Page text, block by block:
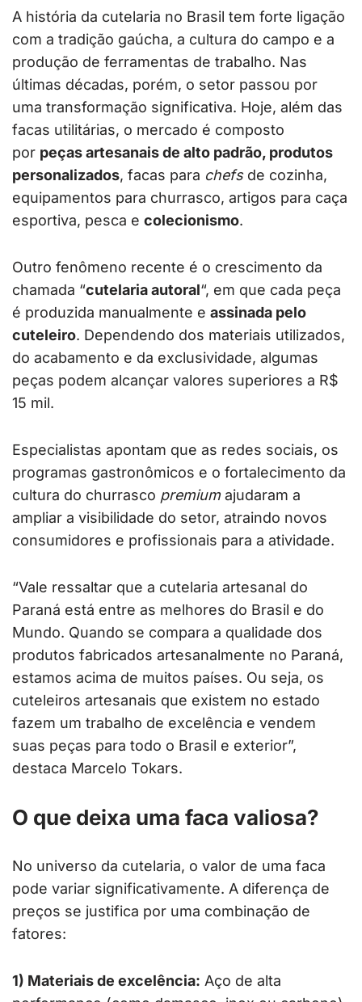
A história da cutelaria no Brasil tem forte ligação
com a tradição gaúcha, a cultura do campo e a
produção de ferramentas de trabalho. Nas
últimas décadas, porém, o setor passou por
uma transformação significativa. Hoje, além das
facas utilitárias, o mercado é composto
por peças artesanais de alto padrão, produtos
personalizados, facas para chefsde cozinha,
equipamentos para churrasco, artigos para caça
esportiva, pesca e colecionismo.
Outro fenômeno recente é o crescimento da
chamada “cutelaria autoral“, em que cada peça
é produzida manualmente e assinada pelo
cuteleiro. Dependendo dos materiais utilizados,
do acabamento e da exclusividade, algumas
peças podem alcançar valores superiores a R$
15 mil.
Especialistas apontam que as redes sociais, os
programas gastronômicos e o fortalecimento da
cultura do churrasco premiumajudaram a
ampliar a visibilidade do setor, atraindo novos
consumidores e profissionais para a atividade.
“Vale ressaltar que a cutelaria artesanal do
Paraná está entre as melhores do Brasil e do
Mundo. Quando se compara a qualidade dos
produtos fabricados artesanalmente no Paraná,
estamos acima de muitos países. Ou seja, os
cuteleiros artesanais que existem no estado
fazem um trabalho de excelência e vendem
suas peças para todo o Brasil e exterior”,
destaca Marcelo Tokars.
O que deixa uma faca valiosa?
No universo da cutelaria, o valor de uma faca
pode variar significativamente. A diferença de
preços se justifica por uma combinação de
fatores:
1) Materiais de excelência: Aço de alta